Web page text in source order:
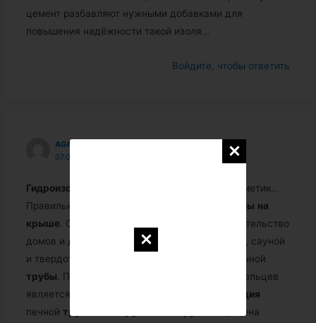
цемент разбавляют нужными добавками для
повышения надёжности такой изоля…
Войдите, чтобы ответить
AGATAXABAREVA8961
07.09.2018 В 02:26
Гидроизоляция
: герметик…
Правильно выполненная
трубы на
крыше. Сегодня стало обычным делом строительство
домов и дач с каминами, печным отоплением, сауной
и твердотопливными плитами. Устройство печной
трубы. Поэтому одной из главных забот владельцев
является «
гидроизоляция
печной трубы
защищена